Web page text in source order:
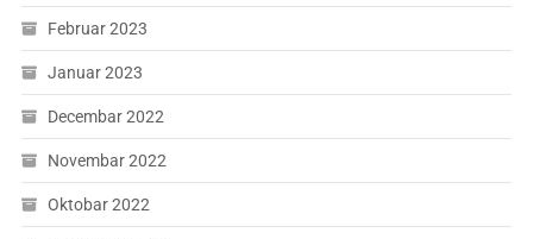
Februar 2023
Januar 2023
Decembar 2022
Novembar 2022
Oktobar 2022